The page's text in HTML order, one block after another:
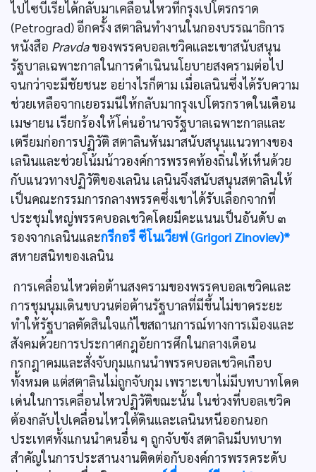
ไปไซบีเรียได้กลับมาเคลื่อนไหวที่กรุงเปโตรกราด
(Petrograd) อีกครั้ง สตาลินทำงานในกองบรรณาธิการ
หนังสือ Pravdaของพรรคบอลเชวิคและเขาสนับสนุน
รัฐบาลเฉพาะกาลในการดำเนินนโยบายสงครามต่อไป
จนกว่าจะมีชัยชนะ อย่างไรก็ตาม เมื่อเลนินซึ่งได้รับความ
ช่วยเหลือจากเยอรมนีให้กลับมากรุงเปโตรกราดในเดือน
เมษายน เรียกร้องให้โค่นอำนาจรัฐบาลเฉพาะกาลและ
เตรียมก่อการปฏิวัติ สตาลินหันมาสนับสนุนแนวทางของ
เลนินและช่วยโน้มน้าวองค์การพรรคท้องถิ่นให้เห็นด้วย
กับแนวทางปฏิวัติของเลนิน เลนินจึงสนับสนุนสตาลินให้
เป็นคณะกรรมการกลางพรรคซึ่งเขาได้รับเลือกจากที่
ประชุมใหญ่พรรคบอลเชวิคโดยมีคะแนนเป็นอันดับ ๓
รองจากเลนินและกรีกอรี ซีโนเวียฟ (Grigori Zinoviev)*
สหายสนิทของเลนิน
การเคลื่อนไหวต่อต้านสงครามของพรรคบอลเชวิคและ
การชุมนุมเดินขบวนต่อต้านรัฐบาลที่มีขึ้นไม่ขาดระยะ
ทำให้รัฐบาลตัดสินใจแก้ไขสถานการณ์ทางการเมืองและ
สังคมด้วยการประกาศกฎอัยการศึกในกลางเดือน
กรกฎาคมและสั่งจับกุมแกนนำพรรคบอลเชวิคเกือบ
ทั้งหมด แต่สตาลินไม่ถูกจับกุม เพราะเขาไม่มีบทบาทโดด
เด่นในการเคลื่อนไหวปฏิวัติขณะนั้น ในช่วงที่บอลเชวิค
ต้องกลับไปเคลื่อนไหวใต้ดินและเลนินหนีออกนอก
ประเทศทั้งแกนนำคนอื่น ๆ ถูกจับขัง สตาลินมีบทบาท
สำคัญในการประสานงานติดต่อกับองค์การพรรคระดับ